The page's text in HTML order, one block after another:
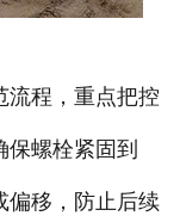
程，重点把控
螺栓紧固到
偏移，防止后续